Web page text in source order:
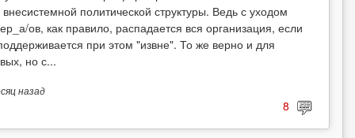
внесистемной политической структуры. Ведь с уходом
ов, как правило, распадается вся организация, если
при этом "извне". То же верно и для
но с...
назад
8